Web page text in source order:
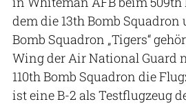
dem die 13th Bomb Squadron
Bomb Squadron „Tigers“
Wing der Air National Guard
110th Bomb Squadron die
ist eine B-2 als Testflugzeug